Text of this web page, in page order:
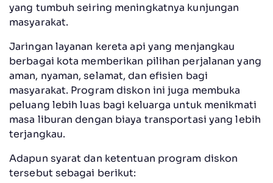
yang tumbuh seiring meningkatnya kunjungan
masyarakat.
Jaringan layanan kereta api yang menjangkau
berbagai kota memberikan pilihan perjalanan yang
aman, nyaman, selamat, dan efisien bagi
masyarakat. Program diskon ini juga membuka
peluang lebih luas bagi keluarga untuk menikmati
masa liburan dengan biaya transportasi yang lebih
terjangkau.
Adapun syarat dan ketentuan program diskon
tersebut sebagai berikut: